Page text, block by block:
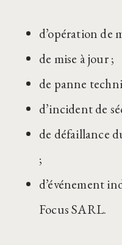
d’opération de
de mise à jour ;
de panne
d’incident de
de défaillance
;
d’événement
Focus SARL.